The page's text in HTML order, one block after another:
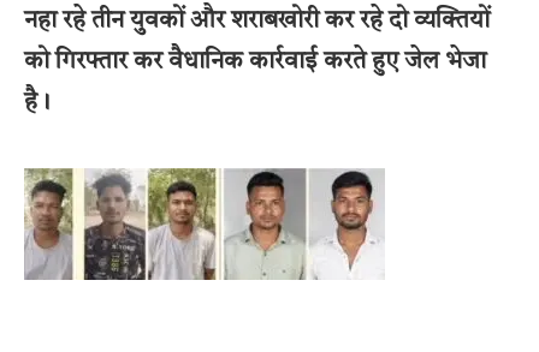
नहा रहे तीन युवकों और शराबखोरी कर रहे दो व्यक्तियों
को गिरफ्तार कर वैधानिक कार्रवाई करते हुए जेल भेजा
है।